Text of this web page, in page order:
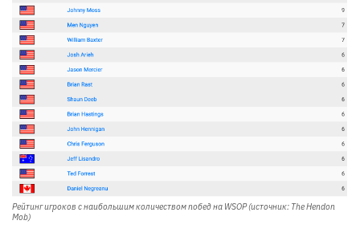
Рейтинг игроков с наибольшим количеством побед на WSOP (источник: The Hendon
Mob)